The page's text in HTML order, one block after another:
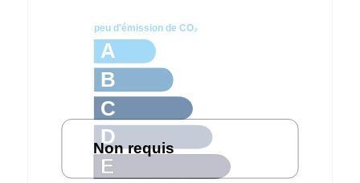
A
B
C
D
E
peu d'émission de CO₂
Non requis